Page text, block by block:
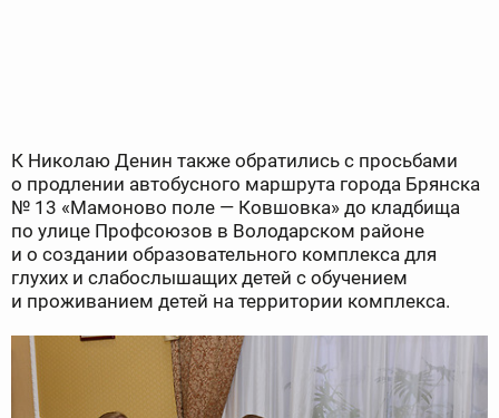
К Николаю Денин также обратились с просьбами
о продлении автобусного маршрута города Брянска
№ 13 «Мамоново поле — Ковшовка» до кладбища
по улице Профсоюзов в Володарском районе
и о создании образовательного комплекса для
глухих и слабослышащих детей с обучением
и проживанием детей на территории комплекса.